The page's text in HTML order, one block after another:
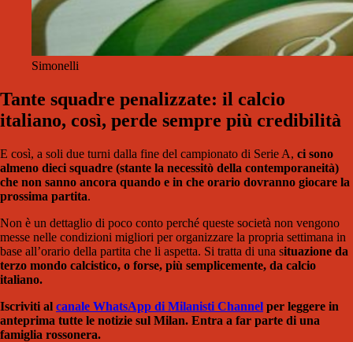
Simonelli
Tante squadre penalizzate: il calcio
italiano, così, perde sempre più credibilità
E così, a soli due turni dalla fine del campionato di Serie A, ci sono
almeno dieci squadre (stante la necessitò della contemporaneità)
che non sanno ancora quando e in che orario dovranno giocare la
prossima partita.
Non è un dettaglio di poco conto perché queste società non vengono
messe nelle condizioni migliori per organizzare la propria settimana in
base all’orario della partita che li aspetta. Si tratta di una situazione da
terzo mondo calcistico, o forse, più semplicemente, da calcio
italiano.
Iscriviti al canale WhatsApp di Milanisti Channel per leggere in
anteprima tutte le notizie sul Milan. Entra a far parte di una
famiglia rossonera.